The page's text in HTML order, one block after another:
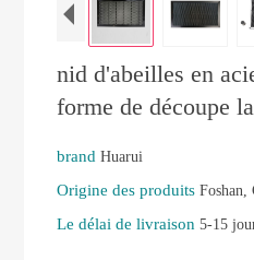
nid d'abeilles en
forme de découpe
brandHuarui
Origine des produitsFoshan,
Le délai de livraison5-15